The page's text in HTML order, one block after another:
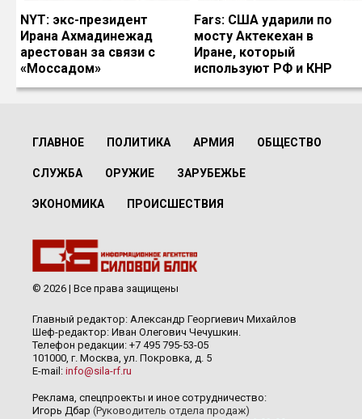
NYT: экс-президент
Ирана Ахмадинежад
арестован за связи с
«Моссадом»
Fars: США ударили по
мосту Актекехан в
Иране, который
используют РФ и КНР
ГЛАВНОЕ ПОЛИТИКА АРМИЯ ОБЩЕСТВО
СЛУЖБА ОРУЖИЕ ЗАРУБЕЖЬЕ
ЭКОНОМИКА ПРОИСШЕСТВИЯ
© 2026 | Все права защищены
Главный редактор: Александр Георгиевич Михайлов
Шеф-редактор: Иван Олегович Чечушкин.
Телефон редакции: +7 495 795-53-05
101000, г. Москва, ул. Покровка, д. 5
E-mail: info@sila-rf.ru
Реклама, спецпроекты и иное сотрудничество:
Игорь Дбар (Руководитель отдела продаж)